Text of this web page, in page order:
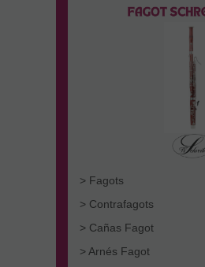
> Fagots
> Contrafagots
> Cañas Fagot
> Arnés Fagot